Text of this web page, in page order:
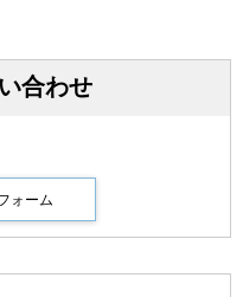
合わせ